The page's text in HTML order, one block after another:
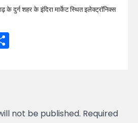
दुर्ग शहर के इंदिरा मार्केट स्थित इलेक्ट्रॉनिक्स
not be published. Required